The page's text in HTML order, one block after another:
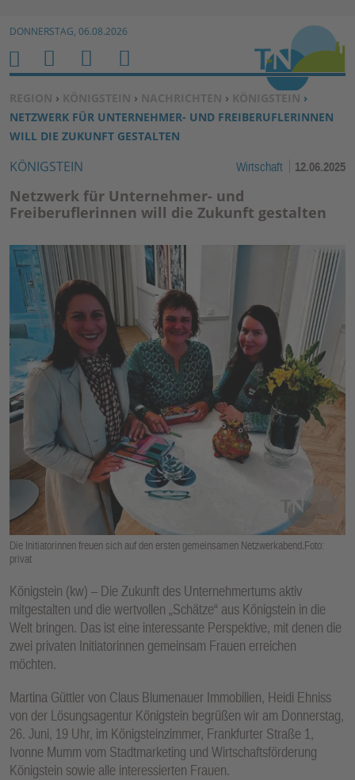
Zum Inhalt springen ↓
DONNERSTAG, 06.08.2026
SIE BEFINDEN SICH HIER:
REGION › KÖNIGSTEIN › NACHRICHTEN › KÖNIGSTEIN ›
NETZWERK FÜR UNTERNEHMER- UND FREIBERUFLERINNEN
WILL DIE ZUKUNFT GESTALTEN
KÖNIGSTEIN Wirtschaft 12.06.2025
Netzwerk für Unternehmer- und
Freiberuflerinnen will die Zukunft gestalten
Die Initiatorinnen freuen sich auf den ersten gemeinsamen Netzwerkabend.Foto:
privat
Königstein (kw) – Die Zukunft des Unternehmertums aktiv
mitgestalten und die wertvollen „Schätze“ aus Königstein in die
Welt bringen. Das ist eine interessante Perspektive, mit denen die
zwei privaten Initiatorinnen gemeinsam Frauen erreichen
möchten.
Martina Güttler von Claus Blumenauer Immobilien, Heidi Ehniss
von der Lösungsagentur Königstein begrüßen wir am Donnerstag,
26. Juni, 19 Uhr, im Königsteinzimmer, Frankfurter Straße 1,
Ivonne Mumm vom Stadtmarketing und Wirtschaftsförderung
Königstein sowie alle interessierten Frauen.
H
O
M
E
M
E
N
U
S
U
C
H
E
N
B
E
N
U
E
R
U
N
K
TI
O
N
E
N